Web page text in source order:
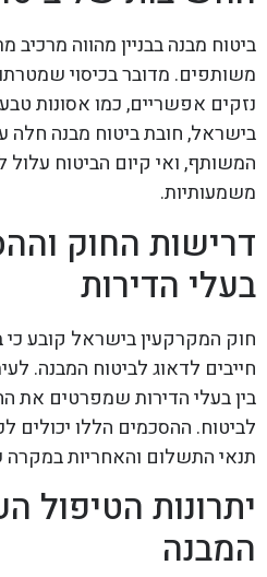
ביטוח מבנה בבניין מהווה מרכיב
משותפים. מדובר בכיסוי
נזקים אפשריים, כמו אסונות
בישראל, חובת ביטוח מבנה חלה
המשותף, ואי קיום הביטוח עלול
משמעותיות.
דרישות החוק
בעלי הדירות
חוק המקרקעין בישראל קובע כי
חייבים לדאוג לביטוח המבנה.
בין בעלי הדירות שמפרטים את
לביטוח. ההסכמים הללו יכולים
תנאי התשלום והאחריות במקרה
יתרונות הטיפול
המבנה